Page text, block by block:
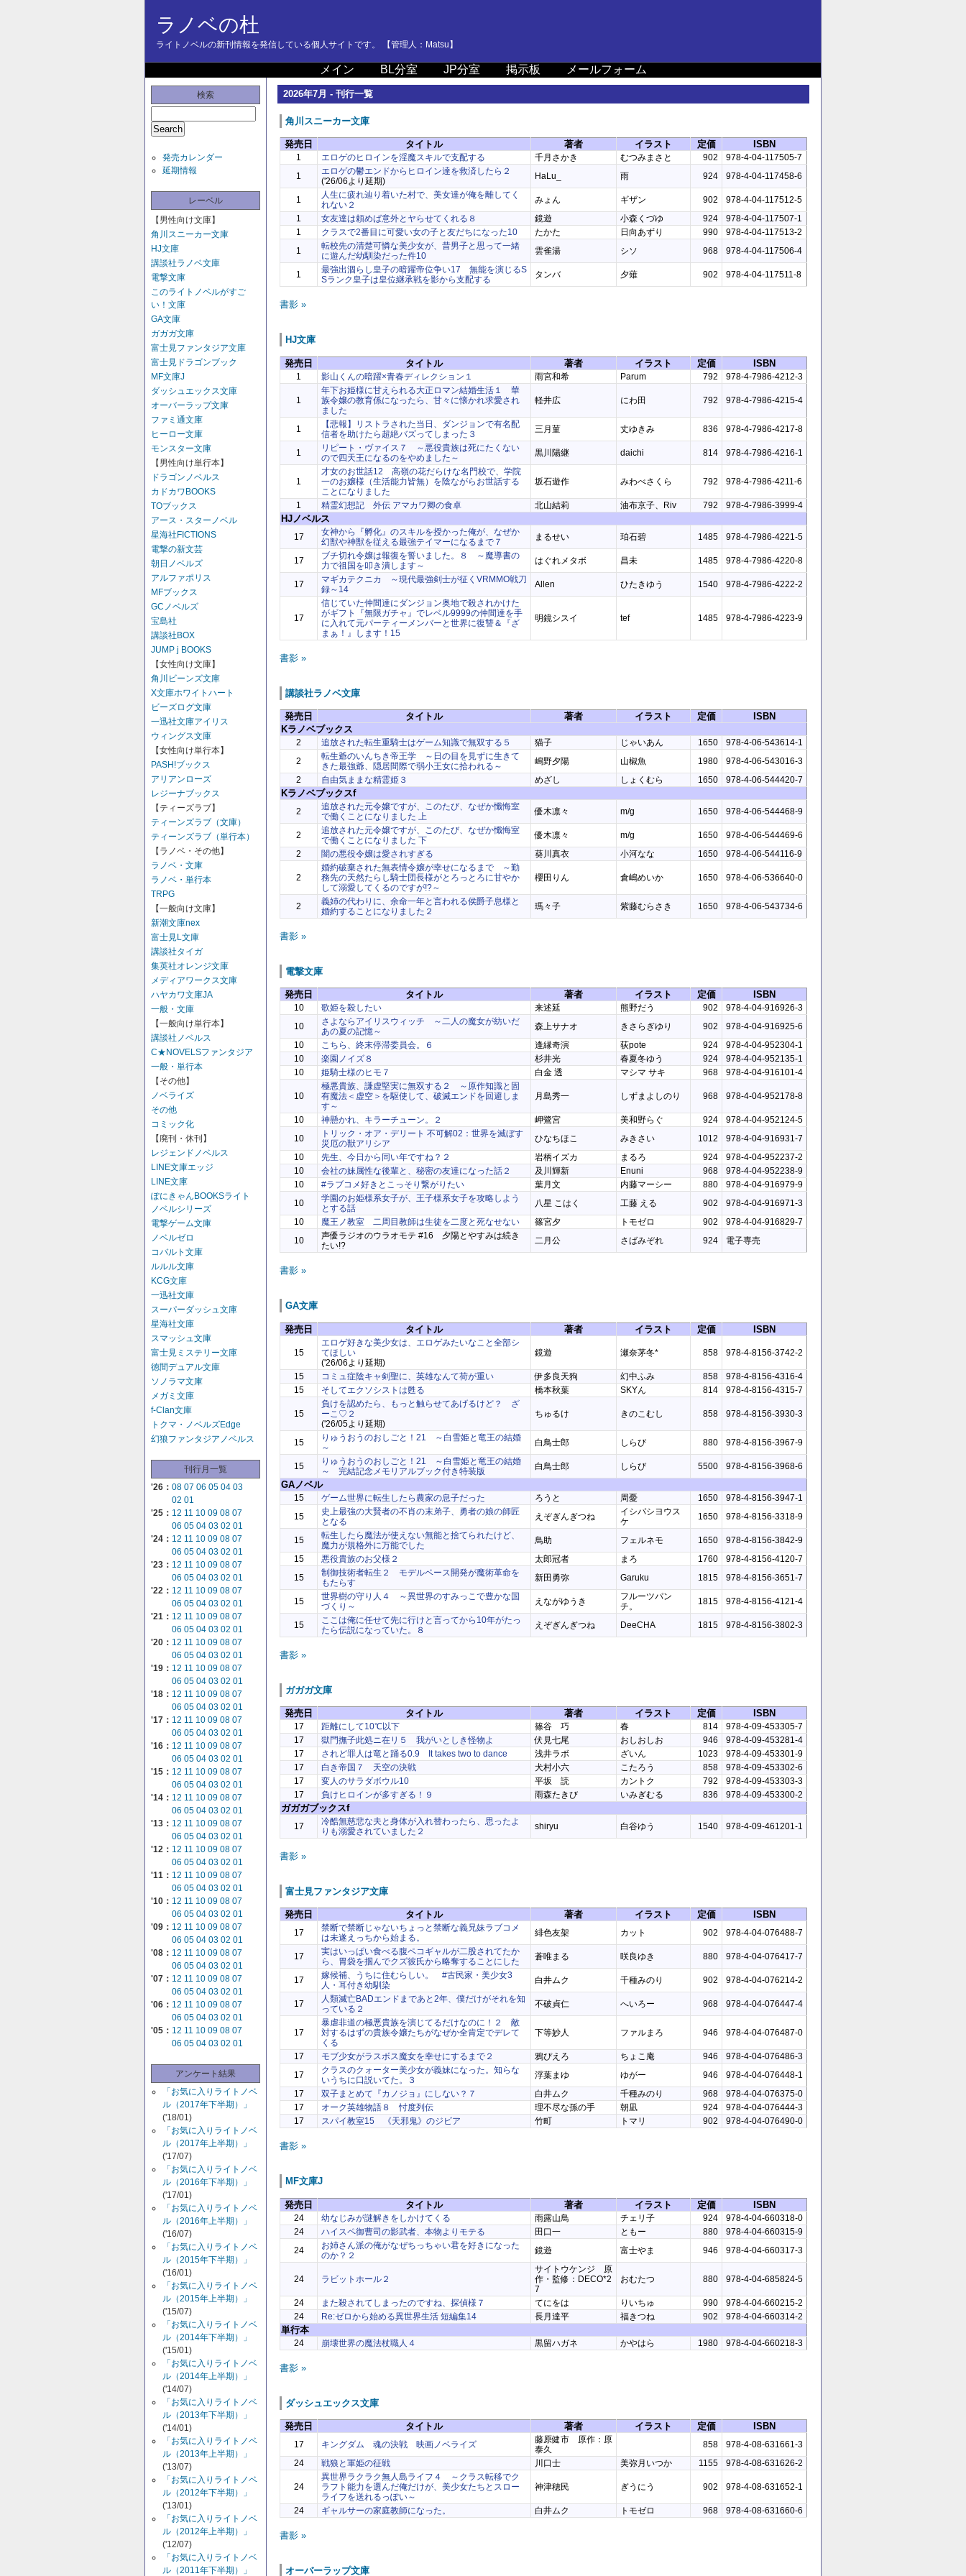
ラノベの杜
ライトノベルの新刊情報を発信している個人サイトです。 【管理人：Matsu】
メイン BL分室 JP分室 掲示板 メールフォーム
検索
発売カレンダー
延期情報
レーベル
【男性向け文庫】
角川スニーカー文庫
HJ文庫
講談社ラノベ文庫
電撃文庫
このライトノベルがすご
い！文庫
GA文庫
ガガガ文庫
富士見ファンタジア文庫
富士見ドラゴンブック
MF文庫J
ダッシュエックス文庫
オーバーラップ文庫
ファミ通文庫
ヒーロー文庫
モンスター文庫
【男性向け単行本】
ドラゴンノベルス
カドカワBOOKS
TOブックス
アース・スターノベル
星海社FICTIONS
電撃の新文芸
朝日ノベルズ
アルファポリス
MFブックス
GCノベルズ
宝島社
講談社BOX
JUMP j BOOKS
【女性向け文庫】
角川ビーンズ文庫
X文庫ホワイトハート
ビーズログ文庫
一迅社文庫アイリス
ウィングス文庫
【女性向け単行本】
PASH!ブックス
アリアンローズ
レジーナブックス
【ティーズラブ】
ティーンズラブ（文庫）
ティーンズラブ（単行本）
【ラノベ・その他】
ラノベ・文庫
ラノベ・単行本
TRPG
【一般向け文庫】
新潮文庫nex
富士見L文庫
講談社タイガ
集英社オレンジ文庫
メディアワークス文庫
ハヤカワ文庫JA
一般・文庫
【一般向け単行本】
講談社ノベルス
C★NOVELSファンタジア
一般・単行本
【その他】
ノベライズ
その他
コミック化
【廃刊・休刊】
レジェンドノベルス
LINE文庫エッジ
LINE文庫
ぽにきゃんBOOKSライト
ノベルシリーズ
電撃ゲーム文庫
ノベルゼロ
コバルト文庫
ルルル文庫
KCG文庫
一迅社文庫
スーパーダッシュ文庫
星海社文庫
スマッシュ文庫
富士見ミステリー文庫
徳間デュアル文庫
ソノラマ文庫
メガミ文庫
f-Clan文庫
トクマ・ノベルズEdge
幻狼ファンタジアノベルス
刊行月一覧
'26： 08 07 06 05 04 03
02 01
'25： 12 11 10 09 08 07
06 05 04 03 02 01
'24： 12 11 10 09 08 07
06 05 04 03 02 01
'23： 12 11 10 09 08 07
06 05 04 03 02 01
'22： 12 11 10 09 08 07
06 05 04 03 02 01
'21： 12 11 10 09 08 07
06 05 04 03 02 01
'20： 12 11 10 09 08 07
06 05 04 03 02 01
'19： 12 11 10 09 08 07
06 05 04 03 02 01
'18： 12 11 10 09 08 07
06 05 04 03 02 01
'17： 12 11 10 09 08 07
06 05 04 03 02 01
'16： 12 11 10 09 08 07
06 05 04 03 02 01
'15： 12 11 10 09 08 07
06 05 04 03 02 01
'14： 12 11 10 09 08 07
06 05 04 03 02 01
'13： 12 11 10 09 08 07
06 05 04 03 02 01
'12： 12 11 10 09 08 07
06 05 04 03 02 01
'11： 12 11 10 09 08 07
06 05 04 03 02 01
'10： 12 11 10 09 08 07
06 05 04 03 02 01
'09： 12 11 10 09 08 07
06 05 04 03 02 01
'08： 12 11 10 09 08 07
06 05 04 03 02 01
'07： 12 11 10 09 08 07
06 05 04 03 02 01
'06： 12 11 10 09 08 07
06 05 04 03 02 01
'05： 12 11 10 09 08 07
06 05 04 03 02 01
アンケート結果
「お気に入りライトノベ
ル（2017年下半期）」
('18/01)
「お気に入りライトノベ
ル（2017年上半期）」
('17/07)
「お気に入りライトノベ
ル（2016年下半期）」
('17/01)
「お気に入りライトノベ
ル（2016年上半期）」
('16/07)
「お気に入りライトノベ
ル（2015年下半期）」
('16/01)
「お気に入りライトノベ
ル（2015年上半期）」
('15/07)
「お気に入りライトノベ
ル（2014年下半期）」
('15/01)
「お気に入りライトノベ
ル（2014年上半期）」
('14/07)
「お気に入りライトノベ
ル（2013年下半期）」
('14/01)
「お気に入りライトノベ
ル（2013年上半期）」
('13/07)
「お気に入りライトノベ
ル（2012年下半期）」
('13/01)
「お気に入りライトノベ
ル（2012年上半期）」
('12/07)
「お気に入りライトノベ
ル（2011年下半期）」
2026年7月 - 刊行一覧
角川スニーカー文庫
発売日 タイトル 著者 イラスト 定価 ISBN
1 エロゲのヒロインを淫魔スキルで支配する 千月さかき むつみまさと 902
978-4-04-117505-7
1
エロゲの鬱エンドからヒロイン達を救済したら２
('26/06より延期)
HaLu_ 雨 924 978-4-04-117458-6
1
人生に疲れ辿り着いた村で、美女達が俺を離してく
れない２
みょん ギザン 902
978-4-04-117512-5
1
女友達は頼めば意外とヤらせてくれる８ 鏡遊 小森くづゆ 924
978-4-04-117507-1
1
クラスで2番目に可愛い女の子と友だちになった10 たかた 日向あずり 990
978-4-04-117513-2
1
転校先の清楚可憐な美少女が、昔男子と思って一緒
に遊んだ幼馴染だった件10
雲雀湯 シソ 968 978-4-04-117506-4
1
最強出涸らし皇子の暗躍帝位争い17 無能を演じるS
Sランク皇子は皇位継承戦を影から支配する
タンバ 夕薙 902 978-4-04-117511-8
書影 »
HJ文庫
発売日 タイトル 著者 イラスト 定価 ISBN
1 影山くんの暗躍×青春ディレクション１ 雨宮和希 Parum 792 978-4-7986-4212-3
1
年下お姫様に甘えられる大正ロマン結婚生活１ 華
族令嬢の教育係になったら、甘々に懐かれ求愛され
ました
軽井広 にわ田 792 978-4-7986-4215-4
1
【悲報】リストラされた当日、ダンジョンで有名配
信者を助けたら超絶バズってしまった３
三月菫 丈ゆきみ 836 978-4-7986-4217-8
1
リピート・ヴァイス７ ～悪役貴族は死にたくない
ので四天王になるのをやめました～
黒川陽継 daichi 814 978-4-7986-4216-1
1
才女のお世話12 高嶺の花だらけな名門校で、学院
一のお嬢様（生活能力皆無）を陰ながらお世話する
ことになりました
坂石遊作 みわべさくら 792 978-4-7986-4211-6
1 精霊幻想記 外伝 アマカワ卿の食卓 北山結莉 油布京子、Riv 792 978-4-7986-3999-4
HJノベルス
17
女神から『孵化』のスキルを授かった俺が、なぜか
幻獣や神獣を従える最強テイマーになるまで７
まるせい 珀石碧 1485 978-4-7986-4221-5
17
ブチ切れ令嬢は報復を誓いました。８ ～魔導書の
力で祖国を叩き潰します～
はぐれメタボ 昌未 1485 978-4-7986-4220-8
17
マギカテクニカ ～現代最強剣士が征くVRMMO戦刀
録～14
Allen ひたきゆう 1540 978-4-7986-4222-2
17
信じていた仲間達にダンジョン奥地で殺されかけた
がギフト『無限ガチャ』でレベル9999の仲間達を手
に入れて元パーティーメンバーと世界に復讐＆『ざ
まぁ！』します！15
明鏡シスイ tef 1485 978-4-7986-4223-9
書影 »
講談社ラノベ文庫
発売日 タイトル 著者 イラスト 定価
ISBN
Kラノベブックス
2 追放された転生重騎士はゲーム知識で無双する５ 猫子 じゃいあん 1650
978-4-06-543614-1
2
転生爺のいんちき帝王学 ～日の目を見ずに生きて
きた最強爺、隠居間際で弱小王女に拾われる～
嶋野夕陽 山椒魚 1980
978-4-06-543016-3
2
自由気ままな精霊姫３ めざし しょくむら 1650 978-4-06-544420-7
Kラノベブックスf
2
追放された元令嬢ですが、このたび、なぜか懺悔室
で働くことになりました 上
優木凛々 m/g 1650 978-4-06-544468-9
2
追放された元令嬢ですが、このたび、なぜか懺悔室
で働くことになりました 下
優木凛々 m/g 1650
978-4-06-544469-6
2
闇の悪役令嬢は愛されすぎる 葵川真衣 小河なな 1650 978-4-06-544116-9
2
婚約破棄された無表情令嬢が幸せになるまで ～勤
務先の天然たらし騎士団長様がとろっとろに甘やか
して溺愛してくるのですが!?～
櫻田りん 倉嶋めいか 1650 978-4-06-536640-0
2
義姉の代わりに、余命一年と言われる侯爵子息様と
婚約することになりました２
瑪々子 紫藤むらさき 1650 978-4-06-543734-6
書影 »
電撃文庫
発売日 タイトル 著者 イラスト 定価 ISBN
10 歌姫を殺したい 来述延 熊野だう 902
978-4-04-916926-3
10
さよならアイリスウィッチ ～二人の魔女が紡いだ
あの夏の記憶～
森上サナオ きさらぎゆり 902
978-4-04-916925-6
10
こちら、終末停滞委員会。６ 逢縁奇演 荻pote 924
978-4-04-952304-1
10
楽園ノイズ８ 杉井光 春夏冬ゆう 924
978-4-04-952135-1
10
姫騎士様のヒモ７ 白金 透 マシマ サキ 968 978-4-04-916101-4
10
極悪貴族、謙虚堅実に無双する２ ～原作知識と固
有魔法＜虚空＞を駆使して、破滅エンドを回避しま
す～
月島秀一 しずまよしのり 968 978-4-04-952178-8
10 神懸かれ、キラーチューン。２ 岬鷺宮 美和野らぐ 924
978-4-04-952124-5
10
トリック・オア・デリート 不可解02：世界を滅ぼす
災厄の獣アリシア
ひなちほこ みきさい 1012
978-4-04-916931-7
10
先生、今日から同い年ですね？２ 岩柄イズカ まるろ 924
978-4-04-952237-2
10
会社の妹属性な後輩と、秘密の友達になった話２ 及川輝新 Enuni 968
978-4-04-952238-9
10
#ラブコメ好きとこっそり繋がりたい 葉月文 内藤マーシー 880
978-4-04-916979-9
10
学園のお姫様系女子が、王子様系女子を攻略しよう
とする話
八星 こはく 工藤 える 902
978-4-04-916971-3
10
魔王ノ教室 二周目教師は生徒を二度と死なせない 篠宮夕 トモゼロ 902
978-4-04-916829-7
10
声優ラジオのウラオモテ #16 夕陽とやすみは続き
たい!?
二月公 さばみぞれ 924 電子専売
書影 »
GA文庫
発売日 タイトル 著者 イラスト 定価 ISBN
15
エロゲ好きな美少女は、エロゲみたいなこと全部シ
てほしい
('26/06より延期)
鏡遊 瀬奈茅冬* 858 978-4-8156-3742-2
15 コミュ症陰キャ剣聖に、英雄なんて荷が重い 伊多良天狗 幻中ふみ 858
978-4-8156-4316-4
15
そしてエクソシストは甦る 橋本秋葉 SKYん 814 978-4-8156-4315-7
15
負けを認めたら、もっと触らせてあげるけど？ ざ
ーこ♡２
('26/05より延期)
ちゅるけ きのこむし 858 978-4-8156-3930-3
15
りゅうおうのおしごと！21 ～白雪姫と竜王の結婚
～
白鳥士郎 しらび 880 978-4-8156-3967-9
15
りゅうおうのおしごと！21 ～白雪姫と竜王の結婚
～ 完結記念メモリアルブック付き特装版
白鳥士郎 しらび 5500 978-4-8156-3968-6
GAノベル
15 ゲーム世界に転生したら農家の息子だった ろうと 周憂 1650
978-4-8156-3947-1
15
史上最強の大賢者の不肖の末弟子、勇者の娘の師匠
となる
えぞぎんぎつね
イシバシヨウス
ケ
1650 978-4-8156-3318-9
15
転生したら魔法が使えない無能と捨てられたけど、
魔力が規格外に万能でした
鳥助 フェルネモ 1650
978-4-8156-3842-9
15
悪役貴族のお父様２ 太郎冠者 まろ 1760
978-4-8156-4120-7
15
制御技術者転生２ モデルベース開発が魔術革命を
もたらす
新田勇弥 Garuku 1815 978-4-8156-3651-7
15
世界樹の守り人４ ～異世界のすみっこで豊かな国
づくり～
えながゆうき
フルーツパン
チ。
1815 978-4-8156-4121-4
15
ここは俺に任せて先に行けと言ってから10年がたっ
たら伝説になっていた。８
えぞぎんぎつね DeeCHA 1815 978-4-8156-3802-3
書影 »
ガガガ文庫
発売日 タイトル 著者 イラスト 定価 ISBN
17 距離にして10℃以下 篠谷 巧 春 814
978-4-09-453305-7
17
獄門撫子此処ニ在リ５ 我がいとしき怪物よ 伏見七尾 おしおしお 946
978-4-09-453281-4
17
されど罪人は竜と踊る0.9 It takes two to dance 浅井ラボ ざいん 1023
978-4-09-453301-9
17
白き帝国７ 天空の決戦 犬村小六 こたろう 858
978-4-09-453302-6
17
変人のサラダボウル10 平坂 読 カントク 792
978-4-09-453303-3
17
負けヒロインが多すぎる！９ 雨森たきび いみぎむる 836 978-4-09-453300-2
ガガガブックスf
17
冷酷無慈悲な夫と身体が入れ替わったら、思ったよ
りも溺愛されていました２
shiryu 白谷ゆう 1540 978-4-09-461201-1
書影 »
富士見ファンタジア文庫
発売日 タイトル 著者 イラスト 定価 ISBN
17
禁断で禁断じゃないちょっと禁断な義兄妹ラブコメ
は未遂えっちから始まる。
緋色友架 カット 902 978-4-04-076488-7
17
実はいっぱい食べる腹ペコギャルが二股されてたか
ら、胃袋を掴んでクズ彼氏から略奪することにした
蒼唯まる 咲良ゆき 880 978-4-04-076417-7
17
嫁候補、うちに住むらしい。 #古民家・美少女3
人・耳付き幼馴染
白井ムク 千種みのり 902 978-4-04-076214-2
17
人類滅亡BADエンドまであと2年、僕だけがそれを知
っている２
不破貞仁 へいろー 968 978-4-04-076447-4
17
暴虐非道の極悪貴族を演じてるだけなのに！２ 敵
対するはずの貴族令嬢たちがなぜか全肯定でデレて
くる
下等妙人 ファルまろ 946 978-4-04-076487-0
17 モブ少女がラスボス魔女を幸せにするまで２ 鴉ぴえろ ちょこ庵 946
978-4-04-076486-3
17
クラスのクォーター美少女が義妹になった。知らな
いうちに口説いてた。３
浮葉まゆ ゆがー 946
978-4-04-076448-1
17
双子まとめて『カノジョ』にしない？７ 白井ムク 千種みのり 968
978-4-04-076375-0
17
オーク英雄物語８ 忖度列伝 理不尽な孫の手 朝凪 924
978-4-04-076444-3
17
スパイ教室15 《天邪鬼》のジビア 竹町 トマリ 902 978-4-04-076490-0
書影 »
MF文庫J
発売日 タイトル 著者 イラスト 定価 ISBN
24 幼なじみが謎解きをしかけてくる 雨露山鳥 チェリ子 924
978-4-04-660318-0
24
ハイスペ御曹司の影武者、本物よりモテる 田口一 ともー 880
978-4-04-660315-9
24
お姉さん派の俺がなぜちっちゃい君を好きになった
のか？２
鏡遊 富士やま 946 978-4-04-660317-3
24 ラビットホール２
サイトウケンジ 原
作・監修：DECO*2
7
おむたつ 880 978-4-04-685824-5
24 また殺されてしまったのですね、探偵様７ てにをは りいちゅ 990
978-4-04-660215-2
24
Re:ゼロから始める異世界生活 短編集14 長月達平 福きつね 902 978-4-04-660314-2
単行本
24 崩壊世界の魔法杖職人４ 黒留ハガネ かやはら 1980 978-4-04-660218-3
書影 »
ダッシュエックス文庫
発売日 タイトル 著者 イラスト 定価 ISBN
17 キングダム 魂の決戦 映画ノベライズ
藤原健市 原作：原
泰久
858
978-4-08-631661-3
24
戦狼と軍姫の征戦 川口士 美弥月いつか 1155 978-4-08-631626-2
24
異世界ラクラク無人島ライフ４ ～クラス転移でク
ラフト能力を選んだ俺だけが、美少女たちとスロー
ライフを送れるっぽい～
神津穂民 ぎうにう 902 978-4-08-631652-1
24 ギャルサーの家庭教師になった。 白井ムク トモゼロ 968 978-4-08-631660-6
書影 »
オーバーラップ文庫